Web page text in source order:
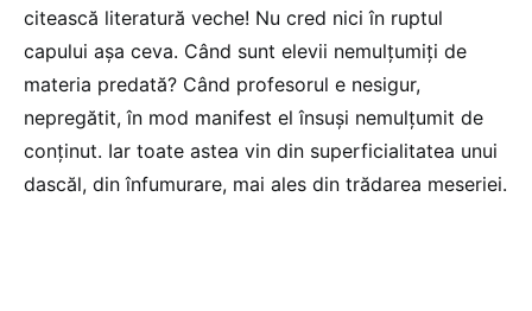
citească literatură veche! Nu cred nici în ruptul
capului așa ceva. Când sunt elevii nemulțumiți de
materia predată? Când profesorul e nesigur,
nepregătit, în mod manifest el însuși nemulțumit de
conținut. Iar toate astea vin din superficialitatea unui
dascăl, din înfumurare, mai ales din trădarea meseriei.